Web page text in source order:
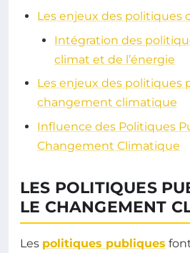
Les enjeux des politiques
Intégration des
climat et de l’énergie
Les enjeux des politiques
changement climatique
Influence des Politiques
Changement Climatique
LES POLITIQUES
LE CHANGEMENT
Les politiques publiques